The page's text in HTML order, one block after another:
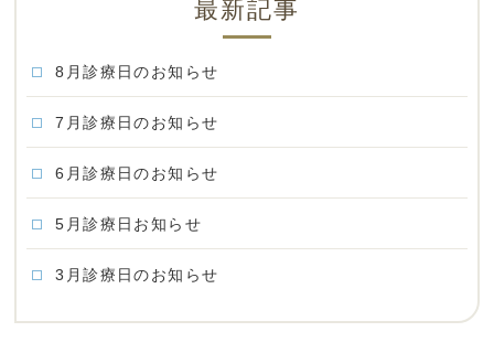
最新記事
8月診療日のお知らせ
7月診療日のお知らせ
6月診療日のお知らせ
5月診療日お知らせ
3月診療日のお知らせ